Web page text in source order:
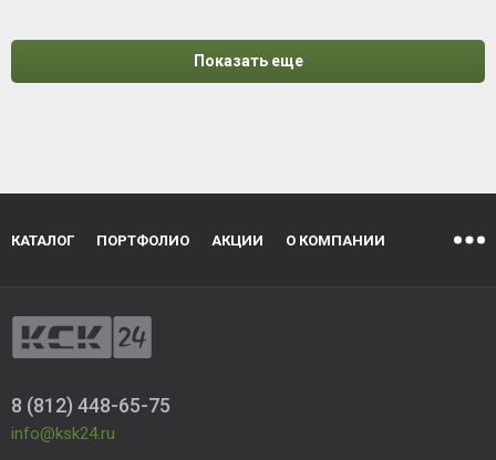
Показать еще
КАТАЛОГ ПОРТФОЛИО АКЦИИ О КОМПАНИИ
8 (812) 448-65-75
info@ksk24.ru